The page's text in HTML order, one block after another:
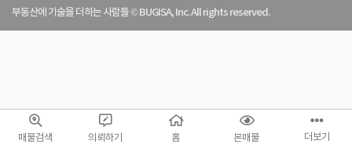
부동산에 기술을 더하는 사람들 © BUGISA, Inc. All rights reserved.
매물검색 의뢰하기 홈 본매물 더보기